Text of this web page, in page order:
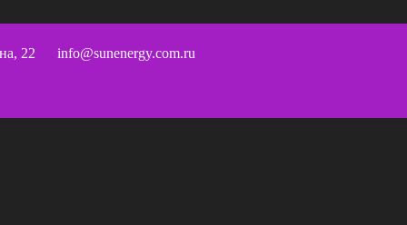
22 info@sunenergy.com.ru